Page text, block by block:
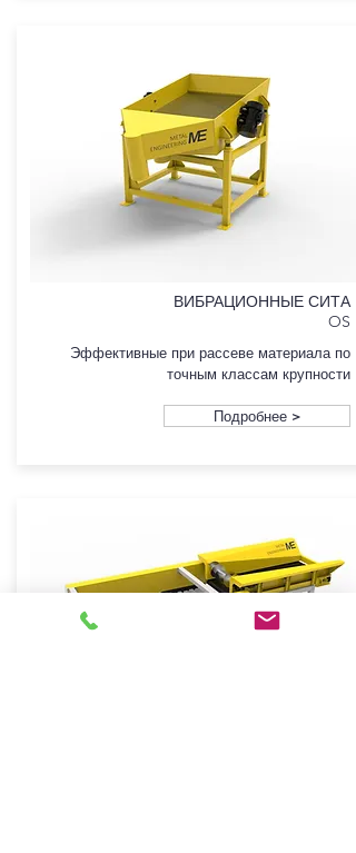
ВИБРАЦИОННЫЕ СИТА
OS
Эффективные при рассеве материала по
точным классам крупности
Подробнее >